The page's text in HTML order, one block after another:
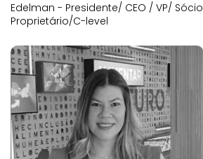
Edelman - Presidente/ CEO / VP/ Sócio
Proprietário/C-level